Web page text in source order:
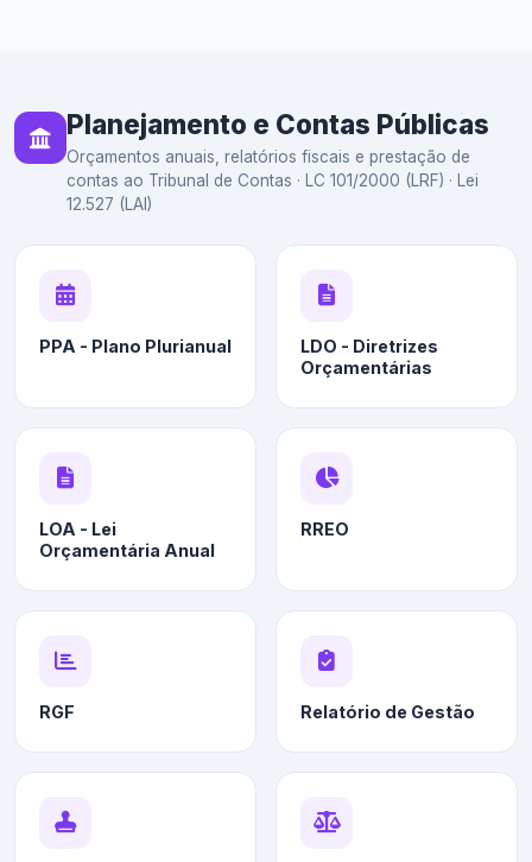
Planejamento e Contas Públicas
Orçamentos anuais, relatórios fiscais e prestação de
contas ao Tribunal de Contas · LC 101/2000 (LRF) · Lei
12.527 (LAI)
PPA - Plano Plurianual
LDO - Diretrizes
Orçamentárias
LOA - Lei
Orçamentária Anual
RREO
RGF Relatório de Gestão